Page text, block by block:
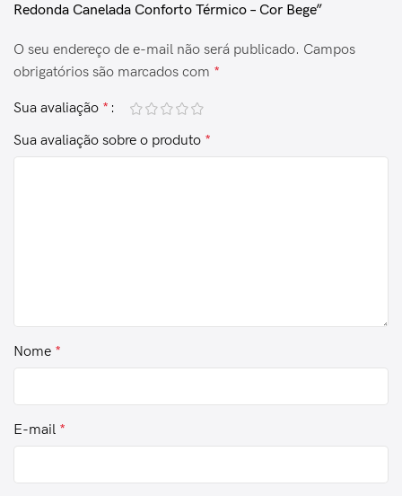
Redonda Canelada Conforto Térmico – Cor Bege”
O seu endereço de e-mail não será publicado. Campos
obrigatórios são marcados com *
Sua avaliação *
Sua avaliação sobre o produto *
Nome *
E-mail *